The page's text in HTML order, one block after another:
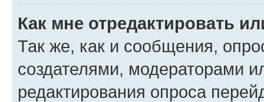
Как мне отредактировать
Так же, как и сообщения,
создателями, модераторами
редактирования опроса